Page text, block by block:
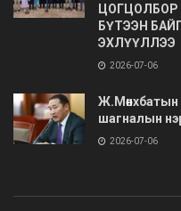
БҮТЭЭН
ЭХЛҮҮЛЛЭЭ
2026-07-06
Ж.Мөнхбатын
шагналын
2026-07-06